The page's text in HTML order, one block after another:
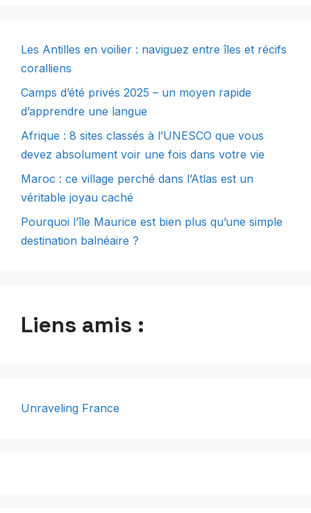
Les Antilles en voilier : naviguez entre îles et récifs
coralliens
Camps d’été privés 2025 – un moyen rapide
d’apprendre une langue
Afrique : 8 sites classés à l’UNESCO que vous
devez absolument voir une fois dans votre vie
Maroc : ce village perché dans l’Atlas est un
véritable joyau caché
Pourquoi l’île Maurice est bien plus qu’une simple
destination balnéaire ?
Liens amis :
Unraveling France